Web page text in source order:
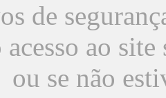
de
acesso ao
ou se não